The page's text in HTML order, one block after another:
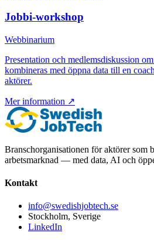
Jobbi-workshop
Webbinarium
Presentation och medlemsdiskussion
kombineras med öppna data till en
aktörer.
Mer information ↗
Branschorganisationen för aktörer som
arbetsmarknad — med data, AI och
Kontakt
info@swedishjobtech.se
Stockholm, Sverige
LinkedIn